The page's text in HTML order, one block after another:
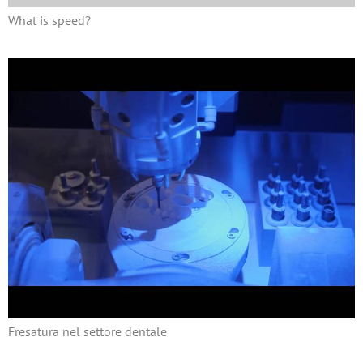
What is speed?
Fresatura nel settore dentale